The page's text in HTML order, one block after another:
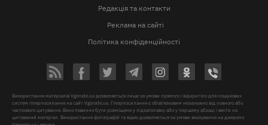
Редакція та контакти
Реклама на сайті
Політика конфіденційності
Використання матеріалів Vgorode.ua дозволяється лише за умови прямого і відкритого для пошукових
систем гіперпосилання на сайт Vgorode.ua. Гіперпосилання є обов'язковим незалежно від повного або
часткового цитування. Воно повинно бути розміщене у підзаголовку або у першому абзаці і вести на
цитований матеріал. Використання фотографій та відео дозволяється за умови вказування на джерело